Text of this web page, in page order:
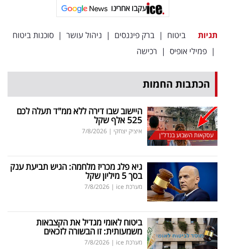
עקבו
עקבו אחרינו
תגיות ביטוח | ברק פיננסים | ניהול עושר | סוכנות ביטוח
| פמילי אופיס | רכישה
הכתבות החמות
עסקאות השבוע בנדל"ן
היישוב שבו דירה ללא ממ"ד תעלה לכם
525 אלף שקל
איציק יצחקי |
7/8/2026
גיא פלג מכריז מלחמה: הגיש תביעת ענק
בסך 5 מיליון שקל
מערכת ice |
7/8/2026
ביטוח לאומי מגדיל את הקצבאות
משמעותית: זו הבשורה לזכאים
מערכת ice |
7/8/2026